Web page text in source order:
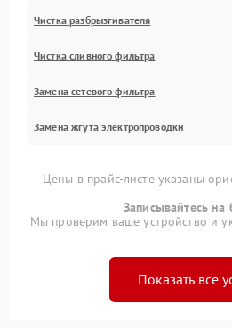
Чистка разбрызгивателя
Чистка сливного фильтра
Замена сетевого фильтра
Замена жгута электропроводки
Цены в прайс-листе указаны
Записывайтесь на
Мы проверим ваше устройство и
Показать все